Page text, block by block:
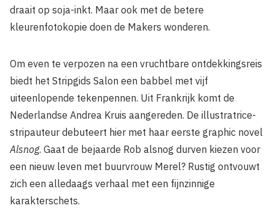
draait op soja-inkt. Maar ook met de betere
kleurenfotokopie doen de Makers wonderen.
Om even te verpozen na een vruchtbare ontdekkingsreis
biedt het Stripgids Salon een babbel met vijf
uiteenlopende tekenpennen. Uit Frankrijk komt de
Nederlandse Andrea Kruis aangereden. De illustratrice-
stripauteur debuteert hier met haar eerste graphic novel
Alsnog. Gaat de bejaarde Rob alsnog durven kiezen voor
een nieuw leven met buurvrouw Merel? Rustig ontvouwt
zich een alledaags verhaal met een fijnzinnige
karakterschets.